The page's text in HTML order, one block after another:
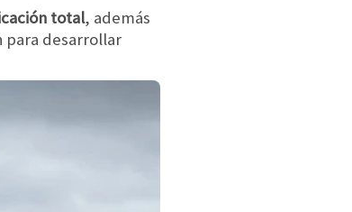
total, además
para desarrollar